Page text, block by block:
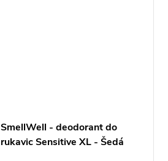
SmellWell - deodorant do
rukavic Sensitive XL - Šedá